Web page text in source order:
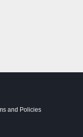
and Policies